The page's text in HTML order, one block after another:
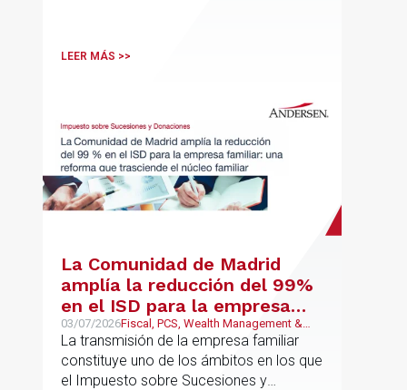
LEER MÁS >>
La Comunidad de Madrid
amplía la reducción del 99%
en el ISD para la empresa
familiar: una reforma que
trasciende el núcleo familiar
03/07/2026Fiscal, PCS, Wealth Management &
Family Business
La transmisión de la empresa familiar
constituye uno de los ámbitos en los que
el Impuesto sobre Sucesiones y